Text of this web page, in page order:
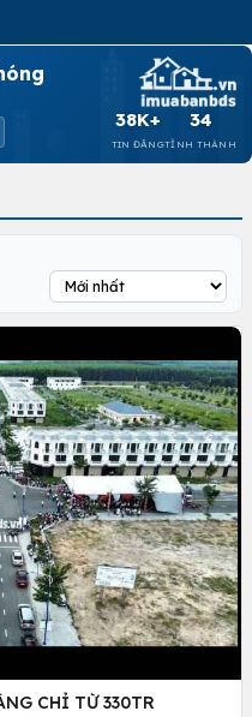
38K+
TIN ĐĂNG
34
TỈNH THÀNH
CHỈ TỪ 330TR